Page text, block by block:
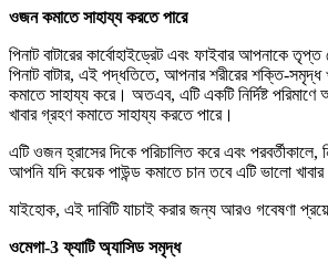
ওজন কমাতে সাহায্য করতে পারে
পিনাট বাটারের কার্বোহাইড্রেট এবং ফাইবার আপনাকে
পিনাট বাটার, এই পদ্ধতিতে, আপনার শরীরের শক্তি-সমৃদ্ধ
কমাতে সাহায্য করে। অতএব, এটি একটি নির্দিষ্ট
খাবার গ্রহণ কমাতে সাহায্য করতে পারে।
এটি ওজন হ্রাসের দিকে পরিচালিত করে এবং পরবর্তীকালে,
আপনি যদি কয়েক পাউন্ড কমাতে চান তবে এটি ভালো
যাইহোক, এই দাবিটি যাচাই করার জন্য আরও গবেষণা
ওমেগা-3 ফ্যাটি অ্যাসিড সমৃদ্ধ